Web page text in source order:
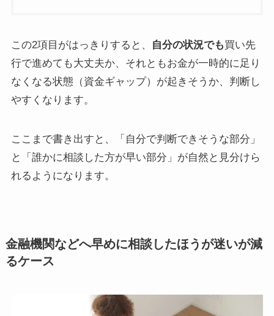
この2項目がはっきりすると、 自分の状況でも買い先
行で進めても大丈夫か、それともお金が一時的に足り
なくなる状態（資金ギャップ）が起きそうか、判断し
やすくなります。
ここまで書き出すと、「自分で判断できそうな部分」
と「誰かに相談した方が早い部分」が自然と見分けら
れるようになります。
金融機関などへ早めに相談したほうが迷いが減
るケース